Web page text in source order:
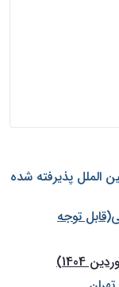
الملل پذيرفته شده
توجه